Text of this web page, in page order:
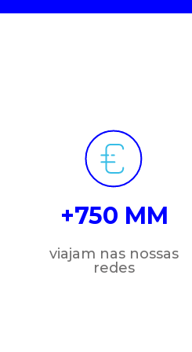
+750 MM
viajam nas nossas
redes